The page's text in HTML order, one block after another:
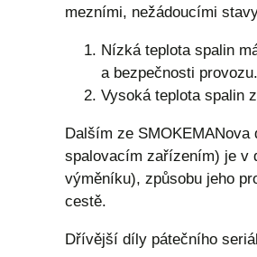
mezními, nežádoucími
Nízká teplota spalin
a bezpečnosti provozu.
Vysoká teplota spalin
Dalším ze
spalovacím zařízením) je v
výměníku), způsobu jeho
cestě.
Dřívější díly pátečního